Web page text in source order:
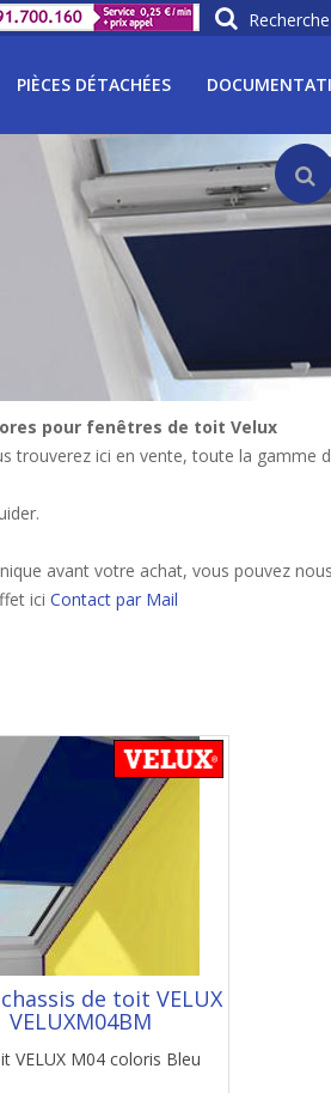
Recherche
PIÈCES DÉTACHÉES
pour fenêtres de toit Velux
trouverez ici en vente, toute la gamme
avant votre achat, vous pouvez
ici Contact par Mail
de toit VELUX
VELUXM04BM
VELUX M04 coloris Bleu